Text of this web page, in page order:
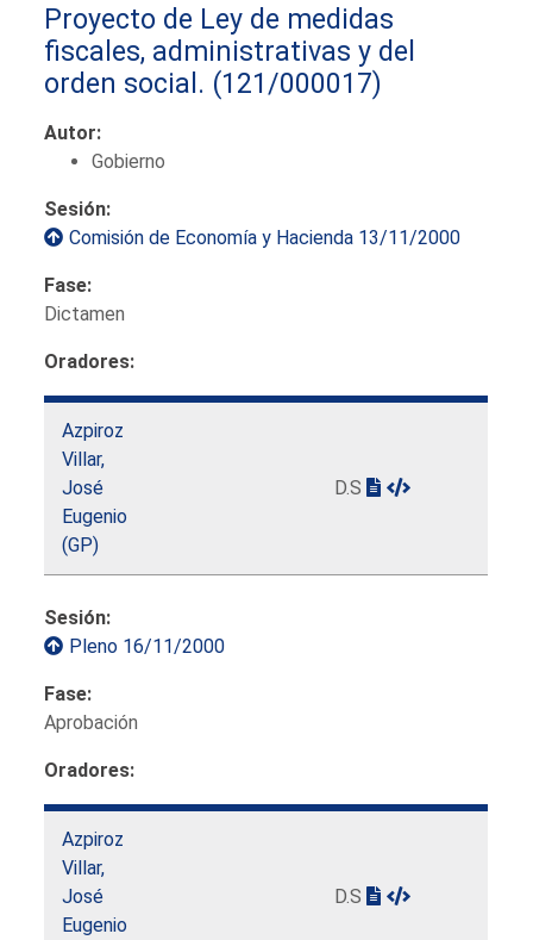
Proyecto de Ley de medidas
fiscales, administrativas y del
orden social. (121/000017)
Autor:
Gobierno
Sesión:
Comisión de Economía y Hacienda 13/11/2000
Fase:
Dictamen
Oradores:
Azpiroz
Villar,
José
Eugenio
(GP)
D.S
Sesión:
Pleno 16/11/2000
Fase:
Aprobación
Oradores:
Azpiroz
Villar,
José
Eugenio
D.S